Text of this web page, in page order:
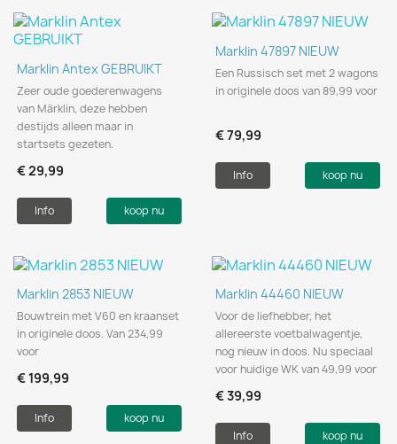
Marklin Antex GEBRUIKT
Zeer oude goederenwagens
van Märklin, deze hebben
destijds alleen maar in
startsets gezeten.
€ 29,99
Info koop nu
Marklin 47897 NIEUW
Een Russisch set met 2 wagons
in originele doos van 89,99 voor
€ 79,99
Info koop nu
Marklin 2853 NIEUW
Bouwtrein met V60 en kraanset
in originele doos. Van 234,99
voor
€ 199,99
Info koop nu
Marklin 44460 NIEUW
Voor de liefhebber, het
allereerste voetbalwagentje,
nog nieuw in doos. Nu speciaal
voor huidige WK van 49,99 voor
€ 39,99
Info koop nu